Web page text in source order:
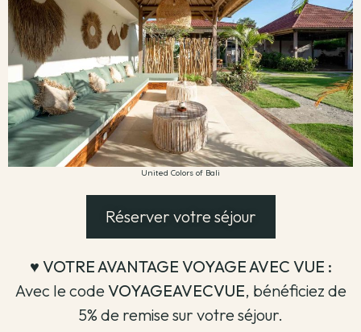
United Colors of Bali
Réserver votre séjour
♥️ VOTRE AVANTAGE VOYAGE AVEC VUE :
Avec le codeVOYAGEAVECVUE, bénéficiez de
5% de remise sur votre séjour.